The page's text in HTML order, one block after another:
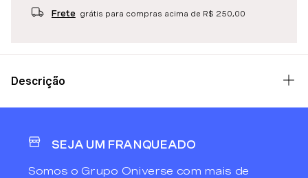
Frete grátis para compras acima de R$ 250,00
Descrição
SEJA UM FRANQUEADO
Somos o Grupo Oniverse com mais de